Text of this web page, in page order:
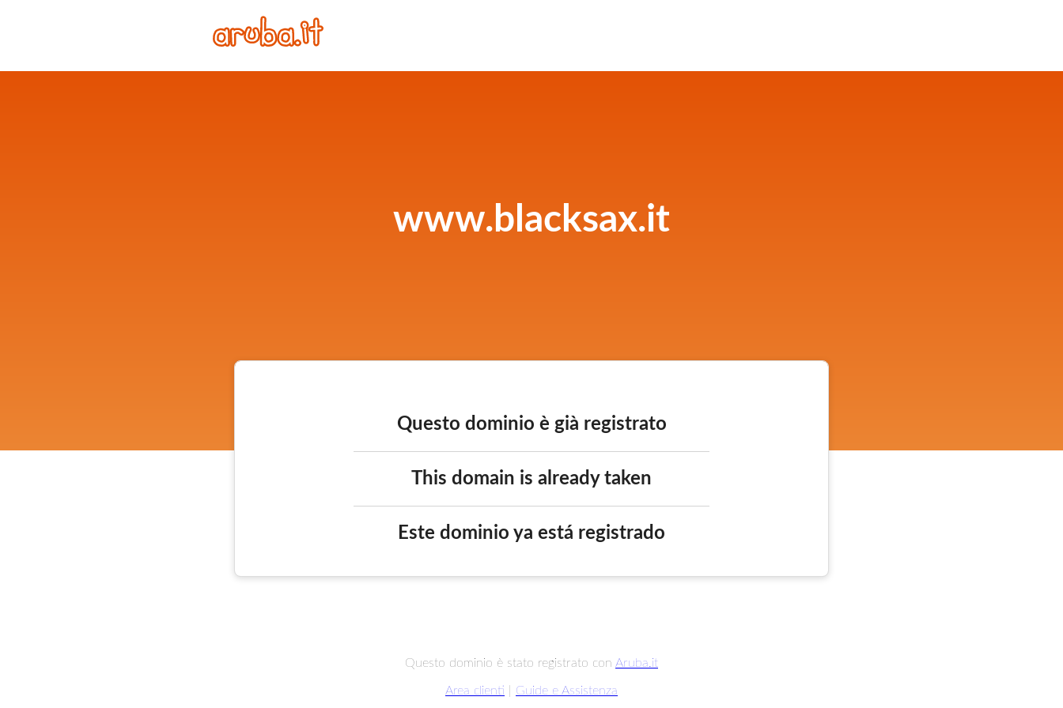
www.blacksax.it
Questo dominio è già registrato
This domain is already taken
Este dominio ya está registrado
Questo dominio è stato registrato con Aruba.it
Area clienti Guide e Assistenza